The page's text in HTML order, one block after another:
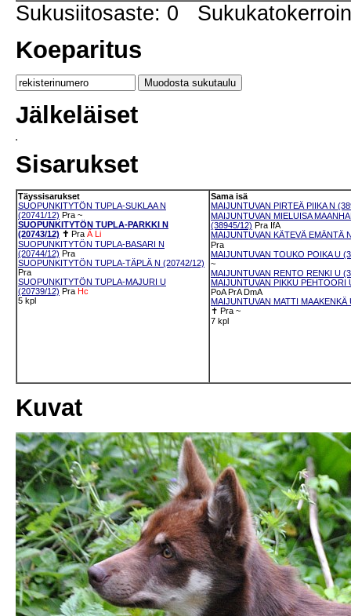
Sukusiitosaste: 0
Koeparitus
Jälkeläiset
Sisarukset
Täyssisarukset
SUOPUNKITYTÖN TUPLA-SUKLAA N
(20741/12) Pra ~
SUOPUNKITYTÖN TUPLA-PARKKI N
(20743/12) ✝ Pra Ä Li
SUOPUNKITYTÖN TUPLA-BASARI N
(20744/12) Pra
SUOPUNKITYTÖN TUPLA-TÄPLÄ N (20742/12)
Pra
SUOPUNKITYTÖN TUPLA-MAJURI U
(20739/12) Pra Hc
5 kpl
Sama isä
MAIJUNTUVAN PIRTEÄ PIIKA N
MAIJUNTUVAN MIELUISA
(38945/12) Pra IfA
MAIJUNTUVAN KÄTEVÄ EMÄNTÄ
Pra
MAIJUNTUVAN TOUKO POIKA U
~
MAIJUNTUVAN RENTO RENKI U
MAIJUNTUVAN PIKKU PEHTOORI
PoA PrA DmA
MAIJUNTUVAN MATTI MAAKENKÄ
✝ Pra ~
7 kpl
Kuvat